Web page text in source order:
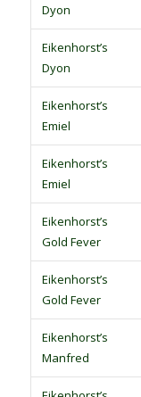
Dyon
Eikenhorst’s
Dyon
Eikenhorst’s
Emiel
Eikenhorst’s
Emiel
Eikenhorst’s
Gold Fever
Eikenhorst’s
Gold Fever
Eikenhorst’s
Manfred